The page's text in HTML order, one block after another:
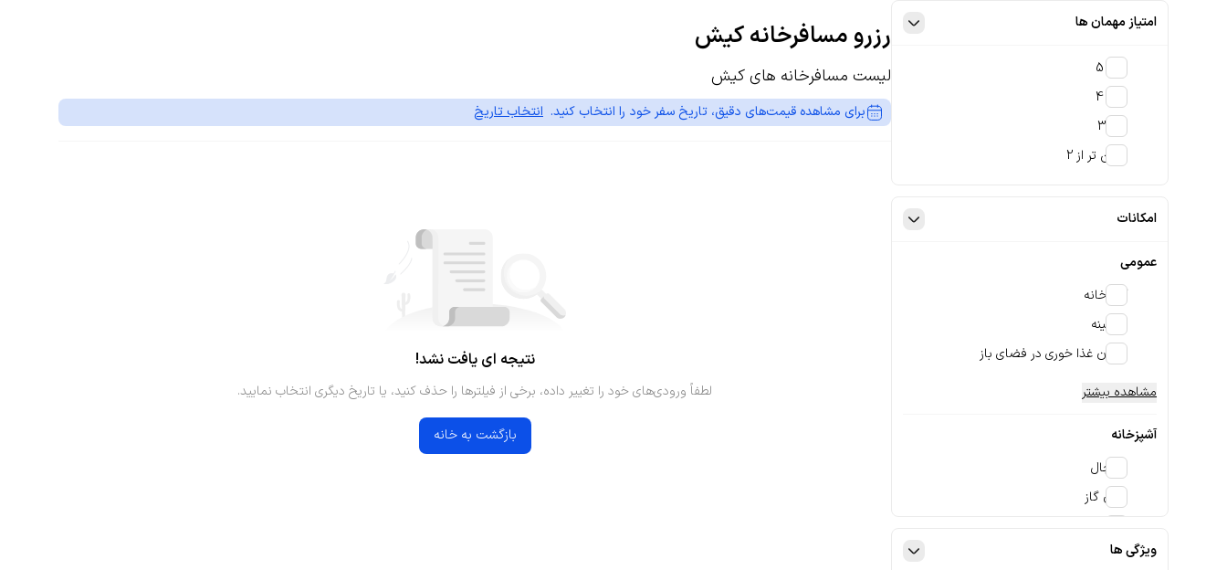
امتیاز مهمان ها
پایین تر از 2
امکانات
عمومی
آشپزخانه
شومینه
امکان غذا خوری در فضای باز
مشاهده بیشتر
آشپزخانه
یخچال
اجاق گاز
ویژگی ها
رزرو مسافرخانه کیش
لیست مسافرخانه های کیش
برای مشاهده قیمت‌های دقیق، تاریخ سفر خود را انتخاب کنید. انتخاب تاریخ
نتیجه ای یافت نشد!
لطفاً ورودی‌های خود را تغییر داده، برخی از فیلترها را حذف کنید، یا تاریخ دیگری انتخاب نمایید.
بازگشت به خانه